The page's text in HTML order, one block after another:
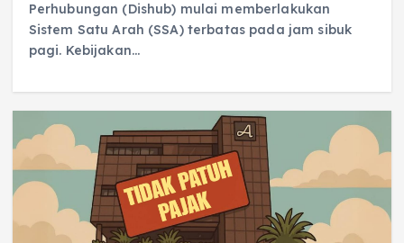
Perhubungan (Dishub) mulai memberlakukan
Sistem Satu Arah (SSA) terbatas pada jam sibuk
pagi. Kebijakan…